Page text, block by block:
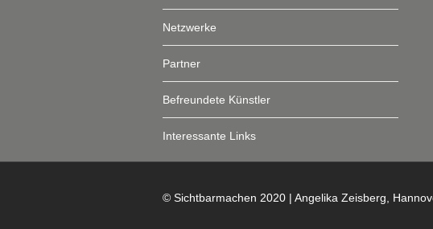
Netzwerke
Partner
Befreundete Künstler
Interessante Links
© Sichtbarmachen 2020 | Angelika Zeisberg,